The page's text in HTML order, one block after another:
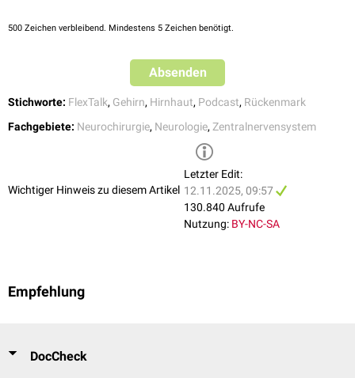
Periost verbunden, sondern durch den
Epiduralraum
500 Zeichen verbleibend. Mindestens 5 Zeichen benötigt.
Absenden
Stichworte: FlexTalk, Gehirn, Hirnhaut, Podcast, Rückenmark
Fachgebiete: Neurochirurgie, Neurologie, Zentralnervensystem
Wichtiger Hinweis zu diesem Artikel
Letzter Edit:
12.11.2025, 09:57
130.840 Aufrufe
Nutzung: BY-NC-SA
Empfehlung
DocCheck